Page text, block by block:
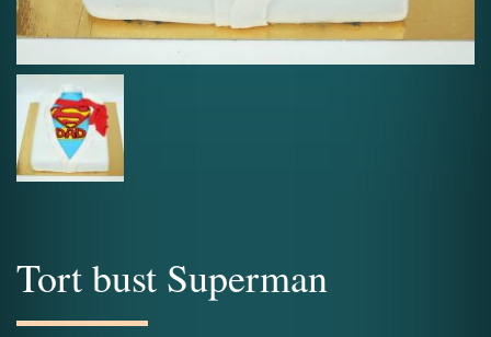
Tort bust Superman